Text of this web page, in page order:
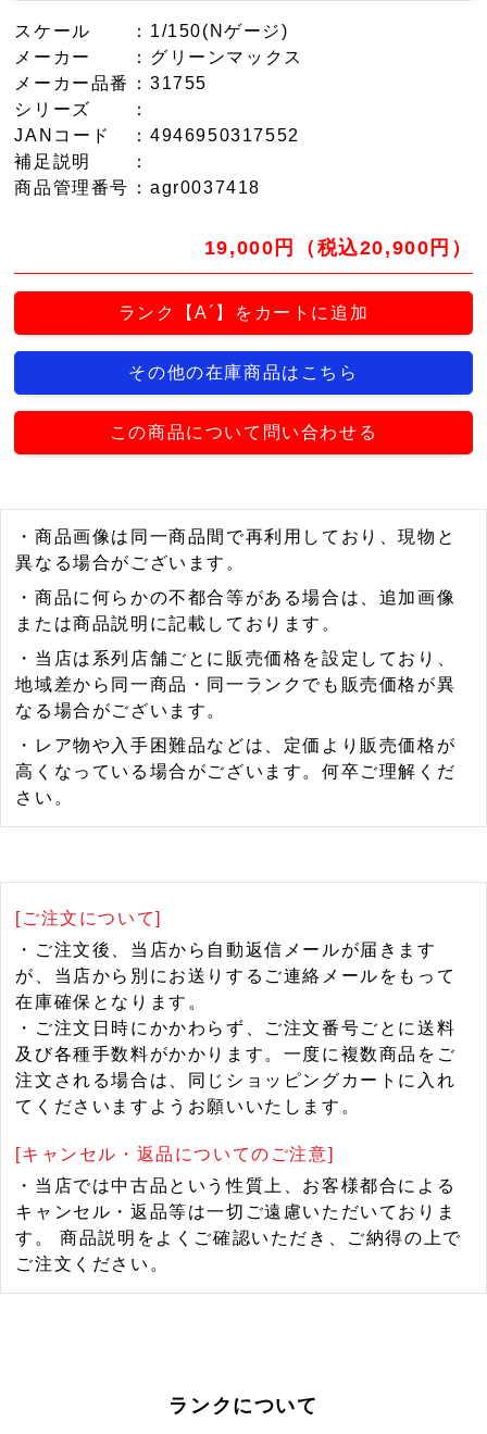
スケール
：1/150(Nゲージ)
メーカー
：グリーンマックス
メーカー品番
：31755
シリーズ
：
JANコード
：4946950317552
補足説明
：
商品管理番号 ：agr0037418
19,000円（税込20,900円）
ランク【A´】をカートに追加
その他の在庫商品はこちら
この商品について問い合わせる
・商品画像は同一商品間で再利用しており、現物と
異なる場合がございます。
・商品に何らかの不都合等がある場合は、追加画像
または商品説明に記載しております。
・当店は系列店舗ごとに販売価格を設定しており、
地域差から同一商品・同一ランクでも販売価格が異
なる場合がございます。
・レア物や入手困難品などは、定価より販売価格が
高くなっている場合がございます。何卒ご理解くだ
さい。
[ご注文について]
・ご注文後、当店から自動返信メールが届きます
が、当店から別にお送りするご連絡メールをもって
在庫確保となります。
・ご注文日時にかかわらず、ご注文番号ごとに送料
及び各種手数料がかかります。一度に複数商品をご
注文される場合は、同じショッピングカートに入れ
てくださいますようお願いいたします。
[キャンセル・返品についてのご注意]
・当店では中古品という性質上、お客様都合による
キャンセル・返品等は一切ご遠慮いただいておりま
す。 商品説明をよくご確認いただき、ご納得の上で
ご注文ください。
ランクについて